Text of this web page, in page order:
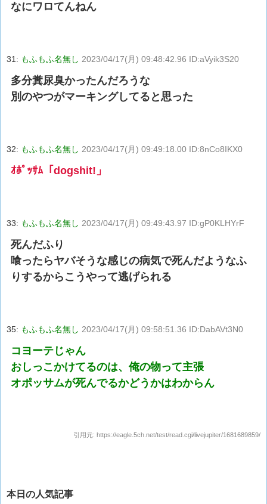
なにワロてんねん
31: もふもふ名無し 2023/04/17(月) 09:48:42.96 ID:aVyik3S20
多分糞尿臭かったんだろうな
別のやつがマーキングしてると思った
32: もふもふ名無し 2023/04/17(月) 09:49:18.00 ID:8nCo8IKX0
ｵﾎﾟｯｻﾑ「dogshit!」
33: もふもふ名無し 2023/04/17(月) 09:49:43.97 ID:gP0KLHYrF
死んだふり
喰ったらヤバそうな感じの病気で死んだようなふ
りするからこうやって逃げられる
35: もふもふ名無し 2023/04/17(月) 09:58:51.36 ID:DabAVt3N0
コヨーテじゃん
おしっこかけてるのは、俺の物って主張
オポッサムが死んでるかどうかはわからん
引用元: https://eagle.5ch.net/test/read.cgi/livejupiter/1681689859/
本日の人気記事